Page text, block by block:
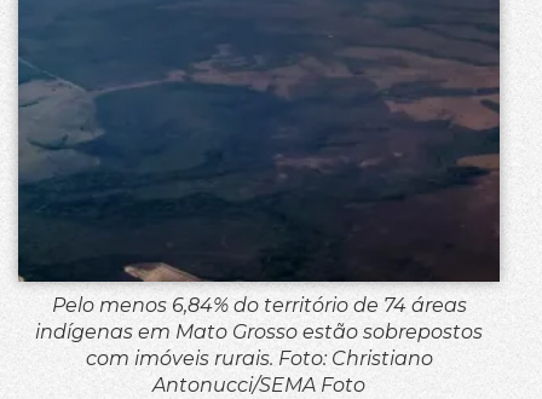
Pelo menos 6,84% do território de 74 áreas
indígenas em Mato Grosso estão sobrepostos
com imóveis rurais. Foto: Christiano
Antonucci/SEMA Foto